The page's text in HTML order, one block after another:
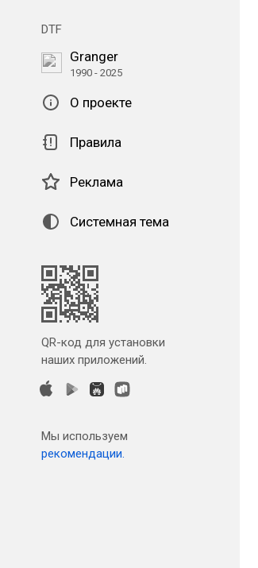
DTF
Granger
1990 - 2025
О проекте
Правила
Реклама
Системная тема
QR-код для установки
наших приложений.
Мы используем
рекомендации.